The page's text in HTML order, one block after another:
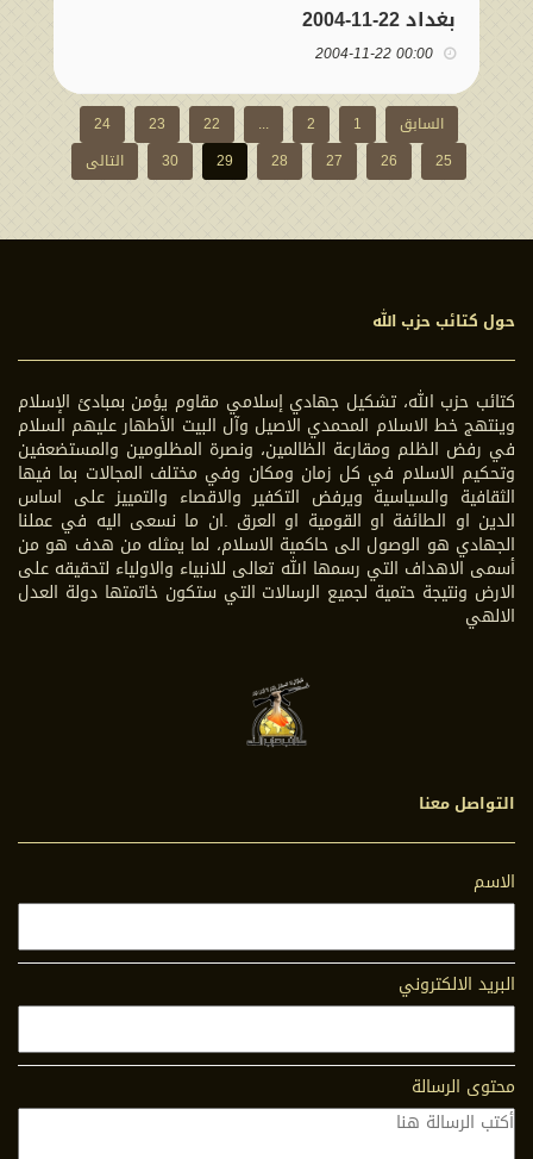
بغداد 22-11-2004
00:00 2004-11-22
السابق 1
2
...
22
23
24
25
26
27
28
29
30 التالی
حول كتائب حزب الله
كتائب حزب الله، تشكيل جهادي إسلامي مقاوم يؤمن بمبادئ الإسلام
وينتهج خط الاسلام المحمدي الاصيل وآل البيت الأطهار عليهم السلام
في رفض الظلم ومقارعة الظالمين، ونصرة المظلومين والمستضعفين
وتحكيم الاسلام في كل زمان ومكان وفي مختلف المجالات بما فيها
الثقافية والسياسية ويرفض التكفير والاقصاء والتمييز على اساس
الدين او الطائفة او القومية او العرق .ان ما نسعى اليه في عملنا
الجهادي هو الوصول الى حاكمية الاسلام، لما يمثله من هدف هو من
أسمى الاهداف التي رسمها الله تعالى للانبياء والاولياء لتحقيقه على
الارض ونتيجة حتمية لجميع الرسالات التي ستكون خاتمتها دولة العدل
الالهي
التواصل معنا
الاسم
البريد الالكتروني
محتوى الرسالة